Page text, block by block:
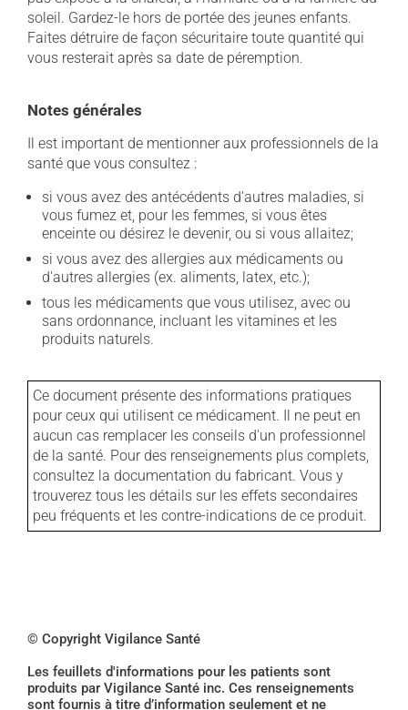
soleil. Gardez-le hors de portée des jeunes enfants.
Faites détruire de façon sécuritaire toute quantité qui
vous resterait après sa date de péremption.
Notes générales
Il est important de mentionner aux professionnels de la
santé que vous consultez :
si vous avez des antécédents d'autres maladies, si
vous fumez et, pour les femmes, si vous êtes
enceinte ou désirez le devenir, ou si vous allaitez;
si vous avez des allergies aux médicaments ou
d'autres allergies (ex. aliments, latex, etc.);
tous les médicaments que vous utilisez, avec ou
sans ordonnance, incluant les vitamines et les
produits naturels.
Ce document présente des informations pratiques
pour ceux qui utilisent ce médicament. Il ne peut en
aucun cas remplacer les conseils d'un professionnel
de la santé. Pour des renseignements plus complets,
consultez la documentation du fabricant. Vous y
trouverez tous les détails sur les effets secondaires
peu fréquents et les contre-indications de ce produit.
© Copyright Vigilance Santé
Les feuillets d'informations pour les patients sont
produits par Vigilance Santé inc. Ces renseignements
sont fournis à titre d’information seulement et ne